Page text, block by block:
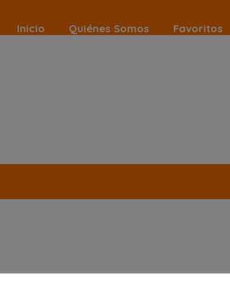
Inicio Quiénes Somos Favoritos